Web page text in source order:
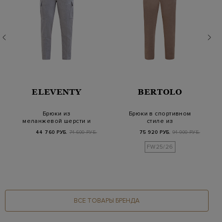
ELEVENTY
Брюки из
меланжевой шерсти и
кашемира с
карманами-карг…
44 760 РУБ. 74 600 РУБ.
BERTOLO
Брюки в спортивном
стиле из
меланжевого хлопка
75 920 РУБ. 94 900 РУБ.
FW25/26
ВСЕ ТОВАРЫ БРЕНДА